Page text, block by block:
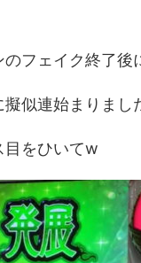
のフェイク終了後
似連始まりまし
目をひいてw